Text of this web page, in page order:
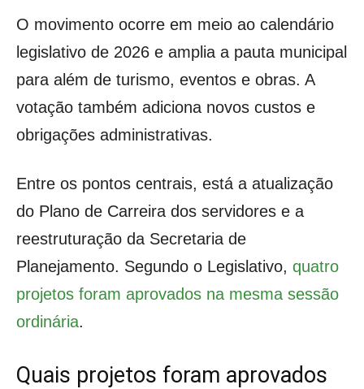
O movimento ocorre em meio ao calendário
legislativo de 2026 e amplia a pauta municipal
para além de turismo, eventos e obras. A
votação também adiciona novos custos e
obrigações administrativas.
Entre os pontos centrais, está a atualização
do Plano de Carreira dos servidores e a
reestruturação da Secretaria de
Planejamento. Segundo o Legislativo, quatro
projetos foram aprovados na mesma sessão
ordinária.
Quais projetos foram aprovados